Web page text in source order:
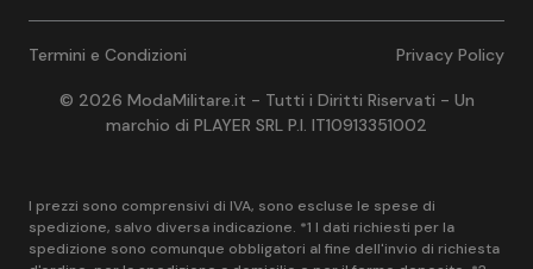
Termini e Condizioni Privacy Policy
© 2026 ModaMilitare.it - Tutti i Diritti Riservati - Un
marchio di PLAYER SRL P.I. IT10913351002
I prezzi sono comprensivi di IVA, sono escluse le spese di
spedizione, salvo diversa indicazione. *1 I dati richiesti per la
spedizione sono comunque obbligatori al fine dell'invio di richiesta